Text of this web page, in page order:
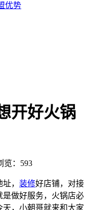
优势
开好火锅
览：593
， 装修好店铺，对接
做好服务，火锅店必
，小朝哥就来和大家